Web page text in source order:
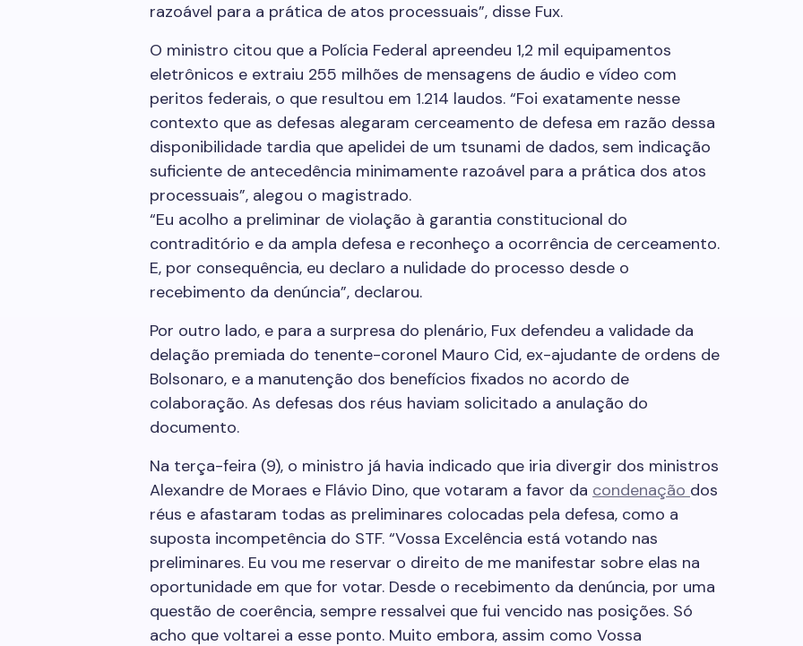
razoável para a prática de atos processuais”, disse Fux.
O ministro citou que a Polícia Federal apreendeu 1,2 mil equipamentos
eletrônicos e extraiu 255 milhões de mensagens de áudio e vídeo com
peritos federais, o que resultou em 1.214 laudos. “Foi exatamente nesse
contexto que as defesas alegaram cerceamento de defesa em razão dessa
disponibilidade tardia que apelidei de um tsunami de dados, sem indicação
suficiente de antecedência minimamente razoável para a prática dos atos
processuais”, alegou o magistrado.
“Eu acolho a preliminar de violação à garantia constitucional do
contraditório e da ampla defesa e reconheço a ocorrência de cerceamento.
E, por consequência, eu declaro a nulidade do processo desde o
recebimento da denúncia”, declarou.
Por outro lado, e para a surpresa do plenário, Fux defendeu a validade da
delação premiada do tenente-coronel Mauro Cid, ex-ajudante de ordens de
Bolsonaro, e a manutenção dos benefícios fixados no acordo de
colaboração. As defesas dos réus haviam solicitado a anulação do
documento.
Na terça-feira (9), o ministro já havia indicado que iria divergir dos ministros
Alexandre de Moraes e Flávio Dino, que votaram a favor da condenação dos
réus e afastaram todas as preliminares colocadas pela defesa, como a
suposta incompetência do STF. “Vossa Excelência está votando nas
preliminares. Eu vou me reservar o direito de me manifestar sobre elas na
oportunidade em que for votar. Desde o recebimento da denúncia, por uma
questão de coerência, sempre ressalvei que fui vencido nas posições. Só
acho que voltarei a esse ponto. Muito embora, assim como Vossa